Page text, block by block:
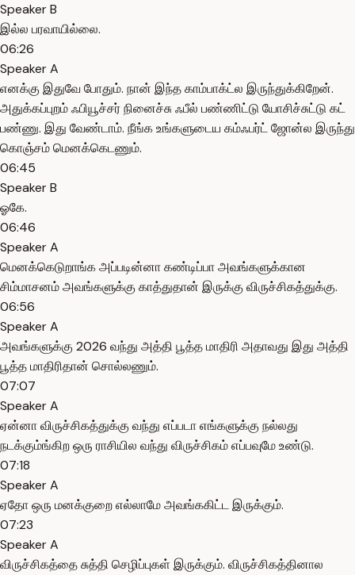
Speaker B
இல்ல பரவாயில்லை.
06:26
Speaker A
எனக்கு இதுவே போதும். நான் இந்த காம்பாக்ட்ல இருந்துக்கிறேன்.
அதுக்கப்புறம் ஃபியூச்சர் நினைச்சு ஃபீல் பண்ணிட்டு யோசிச்சுட்டு கட்
பண்ணு. இது வேண்டாம். நீங்க உங்களுடைய கம்ஃபர்ட் ஜோன்ல இருந்து
கொஞ்சம் மெனக்கெடணும்.
06:45
Speaker B
ஓகே.
06:46
Speaker A
மெனக்கெடுறாங்க அப்படின்னா கண்டிப்பா அவங்களுக்கான
சிம்மாசனம் அவங்களுக்கு காத்துதான் இருக்கு விருச்சிகத்துக்கு.
06:56
Speaker A
அவங்களுக்கு 2026 வந்து அத்தி பூத்த மாதிரி அதாவது இது அத்தி
பூத்த மாதிரிதான் சொல்லணும்.
07:07
Speaker A
ஏன்னா விருச்சிகத்துக்கு வந்து எப்படா எங்களுக்கு நல்லது
நடக்கும்ங்கிற ஒரு ராசியில வந்து விருச்சிகம் எப்பவுமே உண்டு.
07:18
Speaker A
ஏதோ ஒரு மனக்குறை எல்லாமே அவங்ககிட்ட இருக்கும்.
07:23
Speaker A
விருச்சிகத்தை சுத்தி செழிப்புகள் இருக்கும். விருச்சிகத்தினால